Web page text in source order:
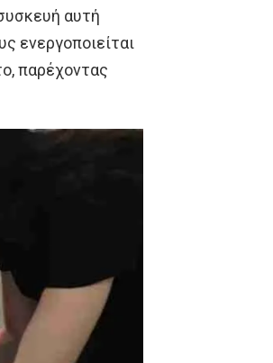
αυτή
ενεργοποιείται
παρέχοντας